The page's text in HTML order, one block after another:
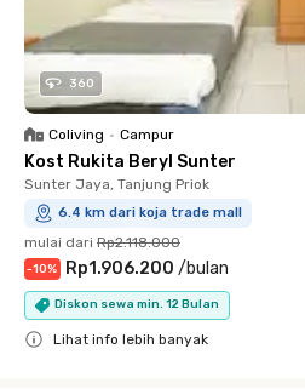
360
Coliving • Campur
Kost Rukita Beryl Sunter
Sunter Jaya, Tanjung Priok
6.4 km dari koja trade mall
mulai dari Rp2.118.000
-10% Rp1.906.200 /bulan
Diskon sewa min. 12 Bulan
Lihat info lebih banyak